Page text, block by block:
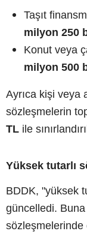
Taşıt
milyon 250
Konut veya
milyon 500
Ayrıca kişi veya
sözleşmelerin
TL ile
Yüksek tutarlı
BDDK, "yüksek
güncelledi.
sözleşmelerinde